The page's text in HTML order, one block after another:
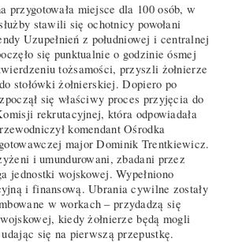
przygotowała miejsce dla 100 osób, w
stawili się ochotnicy powołani
Uzupełnień z południowej i centralnej
się punktualnie o godzinie ósmej
tożsamości, przyszli żołnierze
stołówki żołnierskiej. Dopiero po
się właściwy proces przyjęcia do
rekrutacyjnej, która odpowiadała
komendant Ośrodka
major Dominik Trentkiewicz.
i umundurowani, zbadani przez
jednostki wojskowej. Wypełniono
i finansową. Ubrania cywilne zostały
w workach – przydadzą się
kiedy żołnierze będą mogli
się na pierwszą przepustkę.